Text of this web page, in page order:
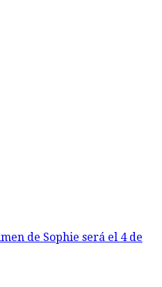
de Sophie será el 4 de